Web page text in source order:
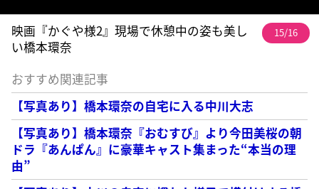
映画『かぐや様2』現場で休憩中の姿も美し
い橋本環奈
15/16
おすすめ関連記事
【写真あり】橋本環奈の自宅に入る中川大志
【写真あり】橋本環奈『おむすび』より今田美桜の朝
ドラ『あんぱん』に豪華キャスト集まった“本当の理
由”